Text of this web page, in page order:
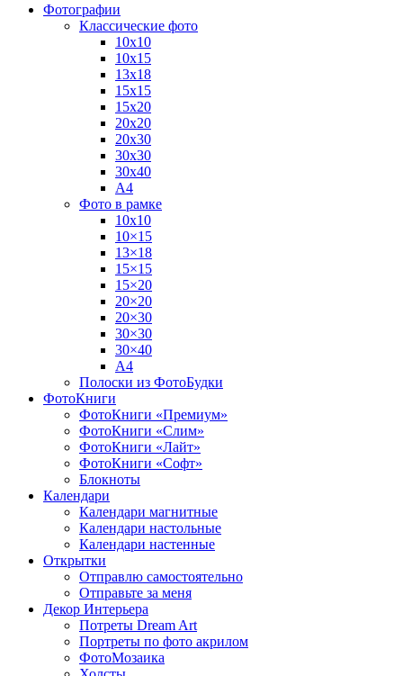
Фотографии
Классические фото
10х10
10х15
13х18
15х15
15х20
20х20
20х30
30х30
30х40
А4
Фото в рамке
10х10
10×15
13×18
15×15
15×20
20×20
20×30
30×30
30×40
A4
Полоски из ФотоБудки
ФотоКниги
ФотоКниги «Премиум»
ФотоКниги «Слим»
ФотоКниги «Лайт»
ФотоКниги «Софт»
Блокноты
Календари
Календари магнитные
Календари настольные
Календари настенные
Открытки
Отправлю самостоятельно
Отправьте за меня
Декор Интерьера
Потреты Dream Art
Портреты по фото акрилом
ФотоМозаика